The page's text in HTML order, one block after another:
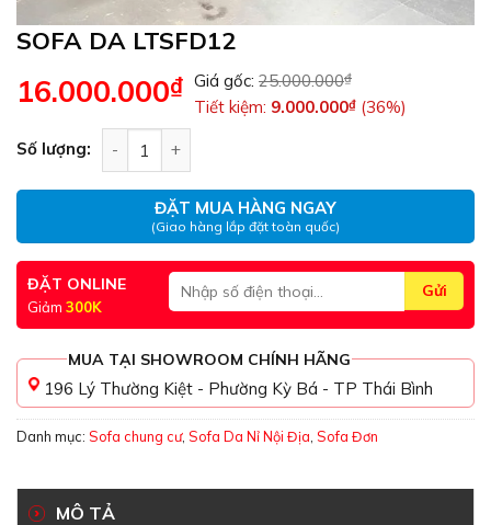
SOFA DA LTSFD12
16.000.000₫ Giá gốc: 25.000.000₫
Tiết kiệm: 9.000.000₫ (36%)
Số lượng:
ĐẶT MUA HÀNG NGAY
(Giao hàng lắp đặt toàn quốc)
ĐẶT ONLINE
Giảm 300K
MUA TẠI SHOWROOM CHÍNH HÃNG
196 Lý Thường Kiệt - Phường Kỳ Bá - TP Thái Bình
Danh mục: Sofa chung cư, Sofa Da Nỉ Nội Địa Sofa Đơn
MÔ TẢ